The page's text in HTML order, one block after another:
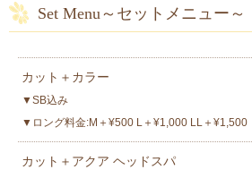
Set Menu～セットメニュー～
カット＋カラー
▼SB込み
▼ロング料金:M＋¥500 L＋¥1,000 LL＋¥1,500
カット＋アクア ヘッドスパ